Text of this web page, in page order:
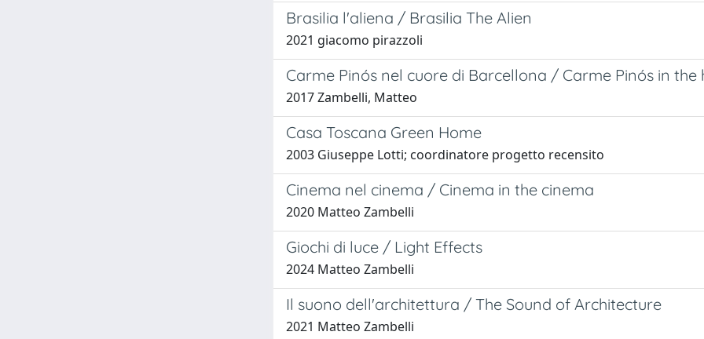
Brasilia l'aliena / Brasilia The Alien
2021 giacomo pirazzoli
Carme Pinós nel cuore di Barcellona / Carme Pinós in
2017 Zambelli, Matteo
Casa Toscana Green Home
2003 Giuseppe Lotti; coordinatore progetto recensito
Cinema nel cinema / Cinema in the cinema
2020 Matteo Zambelli
Giochi di luce / Light Effects
2024 Matteo Zambelli
Il suono dell'architettura / The Sound of Architecture
2021 Matteo Zambelli